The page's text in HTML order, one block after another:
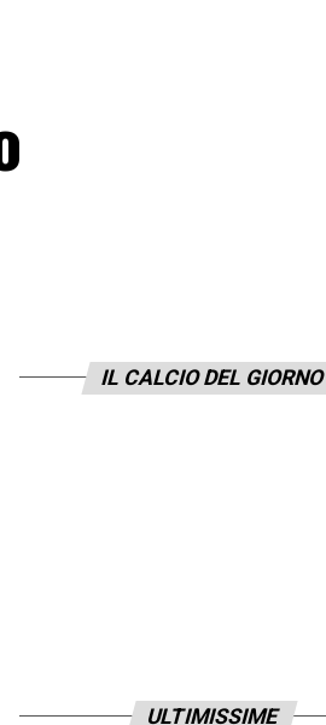
IL CALCIO DEL GIORNO
ULTIMISSIME